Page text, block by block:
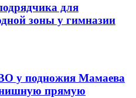
для
зоны у гимназии
у подножия Мамаева
прямую